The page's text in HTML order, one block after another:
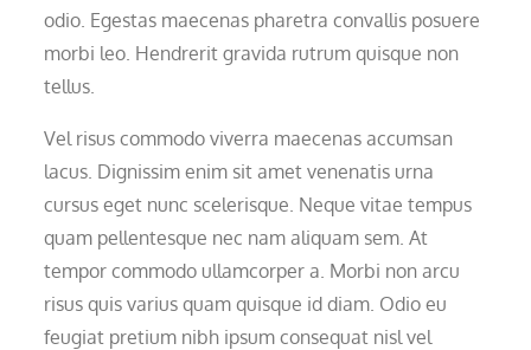
odio. Egestas maecenas pharetra convallis posuere
morbi leo. Hendrerit gravida rutrum quisque non
tellus.
Vel risus commodo viverra maecenas accumsan
lacus. Dignissim enim sit amet venenatis urna
cursus eget nunc scelerisque. Neque vitae tempus
quam pellentesque nec nam aliquam sem. At
tempor commodo ullamcorper a. Morbi non arcu
risus quis varius quam quisque id diam. Odio eu
feugiat pretium nibh ipsum consequat nisl vel